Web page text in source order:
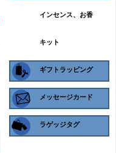
インセンス、お香
キット
ギフトラッピング
メッセージカード
ラゲッジタグ